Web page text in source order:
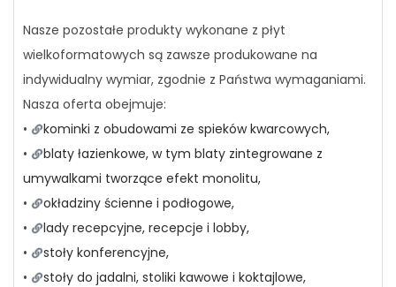
Nasze pozostałe produkty wykonane z płyt
wielkoformatowych są zawsze produkowane na
indywidualny wymiar, zgodnie z Państwa wymaganiami.
Nasza oferta obejmuje:
•
kominki z obudowami ze spieków kwarcowych,
•
blaty łazienkowe, w tym blaty zintegrowane z
umywalkami tworzące efekt monolitu,
•
okładziny ścienne i podłogowe,
•
lady recepcyjne, recepcje i lobby,
•
stoły konferencyjne,
•
stoły do jadalni, stoliki kawowe i koktajlowe,